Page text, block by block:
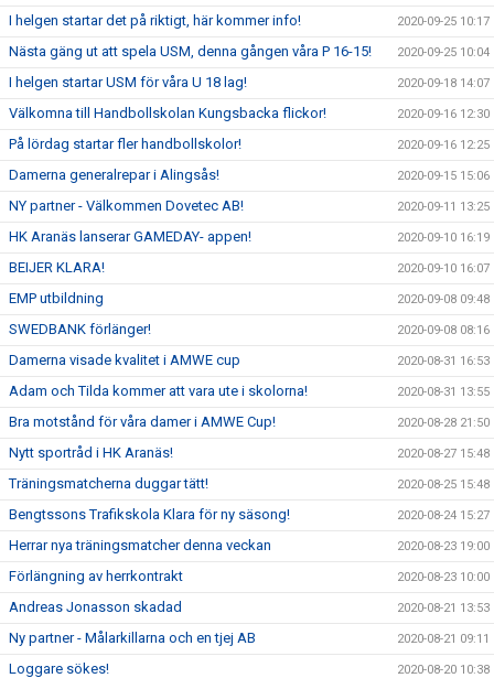
I helgen startar det på riktigt, här kommer info! 2020-09-25 10:17
Nästa gäng ut att spela USM, denna gången våra P 16-15! 2020-09-25 10:04
I helgen startar USM för våra U 18 lag! 2020-09-18 14:07
Välkomna till Handbollskolan Kungsbacka flickor! 2020-09-16 12:30
På lördag startar fler handbollskolor! 2020-09-16 12:25
Damerna generalrepar i Alingsås! 2020-09-15 15:06
NY partner - Välkommen Dovetec AB! 2020-09-11 13:25
HK Aranäs lanserar GAMEDAY- appen! 2020-09-10 16:19
BEIJER KLARA! 2020-09-10 16:07
EMP utbildning 2020-09-08 09:48
SWEDBANK förlänger! 2020-09-08 08:16
Damerna visade kvalitet i AMWE cup 2020-08-31 16:53
Adam och Tilda kommer att vara ute i skolorna! 2020-08-31 13:55
Bra motstånd för våra damer i AMWE Cup! 2020-08-28 21:50
Nytt sportråd i HK Aranäs! 2020-08-27 15:48
Träningsmatcherna duggar tätt! 2020-08-25 15:48
Bengtssons Trafikskola Klara för ny säsong! 2020-08-24 15:27
Herrar nya träningsmatcher denna veckan 2020-08-23 19:00
Förlängning av herrkontrakt 2020-08-23 10:00
Andreas Jonasson skadad 2020-08-21 13:53
Ny partner - Målarkillarna och en tjej AB 2020-08-21 09:11
Loggare sökes! 2020-08-20 10:38